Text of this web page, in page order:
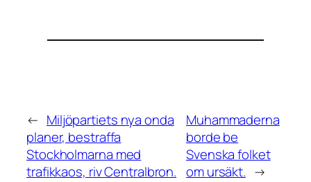
← Miljöpartiets nya onda
planer, bestraffa
Stockholmarna med
trafikkaos, riv Centralbron.
Muhammaderna
borde be
Svenska folket
om ursäkt. →